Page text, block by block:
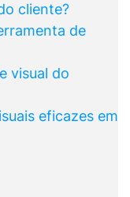
cliente?
de
visual do
eficazes em